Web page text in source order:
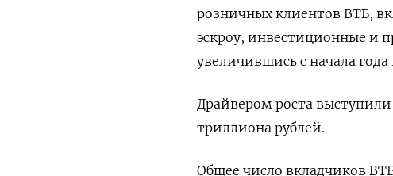
розничных клиентов ВТБ,
эскроу, инвестиционные и
увеличившись с начала года
Драйвером роста
триллиона рублей.
Общее число вкладчиков